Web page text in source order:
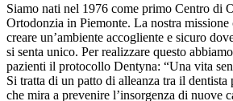
Siamo nati nel 1976 come primo Centro di
Ortodonzia in Piemonte. La nostra missione
creare un’ambiente accogliente e sicuro
si senta unico. Per realizzare questo
pazienti il protocollo Dentyna: “Una vita
Si tratta di un patto di alleanza tra il
che mira a prevenire l’insorgenza di nuove